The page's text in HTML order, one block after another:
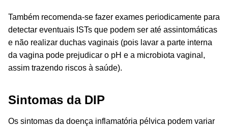
Também recomenda-se fazer exames periodicamente para
detectar eventuais ISTs que podem ser até assintomáticas
e não realizar duchas vaginais (pois lavar a parte interna
da vagina pode prejudicar o pH e a microbiota vaginal,
assim trazendo riscos à saúde).
Sintomas da DIP
Os sintomas da doença inflamatória pélvica podem variar